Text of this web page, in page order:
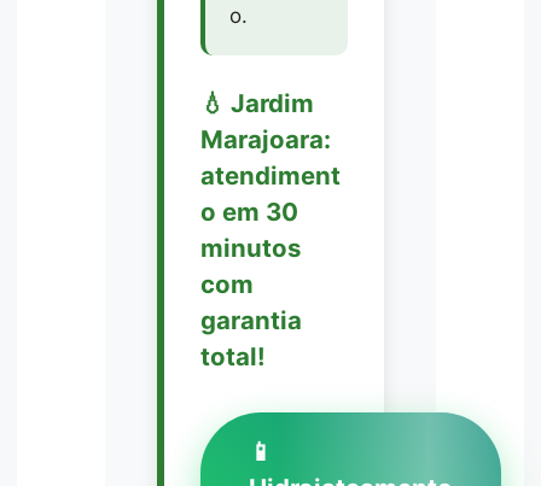
o.
💧 Jardim
Marajoara:
atendiment
o em 30
minutos
com
garantia
total!
📱